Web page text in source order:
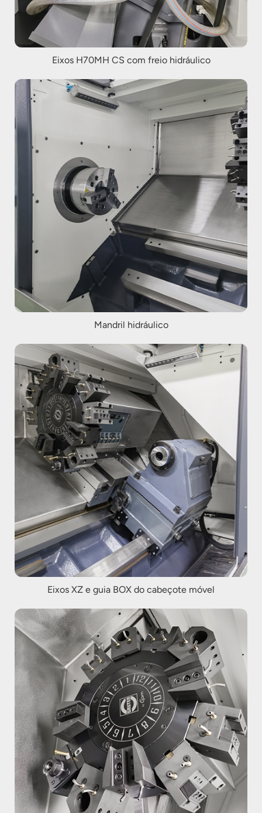
Eixos H70MH CS com freio hidráulico
Mandril hidráulico
Eixos XZ e guia BOX do cabeçote móvel